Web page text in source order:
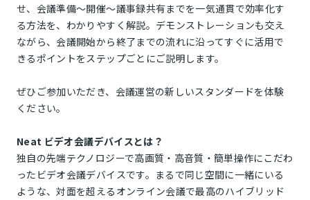
せ、会議準備～開催～議事録共有までを一気通貫で効率化す
る方法を、わかりやすく解説。デモンストレーションも交え
ながら、会議開始から終了までの流れに沿ってすぐに活用で
きるポイントをステップごとにご説明します。
ぜひご参加いただき、会議運営の新しいスタンダードを体験
ください。
Neat ビデオ会議デバイスとは？
独自の先端テクノロジーで高画質・高音質・簡単操作にこだわ
ったビデオ会議デバイスです。まるで同じ空間に一緒にいる
ような、対面を超えるオンライン会議で最高のハイブリッド